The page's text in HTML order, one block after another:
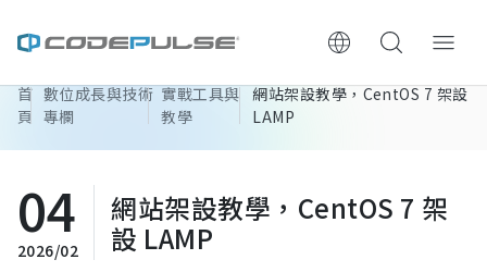
ChooWe AI仿生客服
服務與費用
首
頁
數位成長與技術
專欄
實戰工具與
教學
網站架設教學，CentOS 7 架設
LAMP
04
2026/02
網站架設教學，CentOS 7 架
設 LAMP